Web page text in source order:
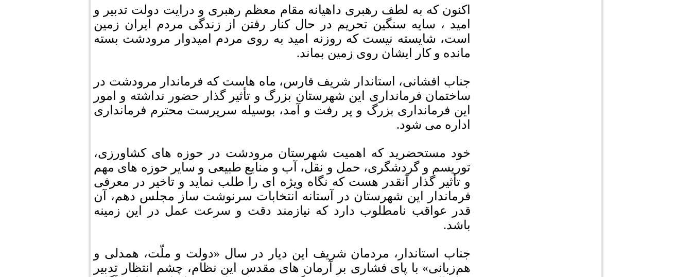
اکنون که به لطف رهبری داهیانه مقام معظم رهبری و درایت دولت تدبیر و
امید ، سایه سنگین تحریم در حال کنار رفتن از زندگی مردم ایران زمین
است، شایسته نیست که روزنه امید به روی مردم امیدوار مرودشت بسته
مانده و کار ایشان روی زمین بماند.
جناب افشانی، استاندار شریف فارس، ماه هاست که فرماندار مرودشت در
ساختمان فرمانداری این شهرستان بزرگ و تأثیر گذار حضور نداشته و امور
این فرمانداری بزرگ و پر رفت و آمد، بوسیله سرپرست محترم فرمانداری
اداره می شود.
خود مستحضرید که اهمیت شهرستان مرودشت در حوزه های کشاورزی،
توریسم و گردشگری، حمل و نقل، آب و منابع طبیعی و سایر حوزه های مهم
و تأثیر گذار آنقدر هست که نگاه ویژه ای را طلب نماید و تاخیر در معرفی
فرماندار این شهرستان در آستانه انتخابات سرنوشت ساز مجلس دهم، آن
قدر عواقب نامطلوب دارد که نیازمند دقت و سرعت عمل در این زمینه
باشد.
جناب استاندار، مردمان شریف این دیار در سال «دولت و ملّت، همدلی و
هم‌زبانی» با پای فشاری بر آرمان های مقدس این نظام، چشم انتظار تدبیر